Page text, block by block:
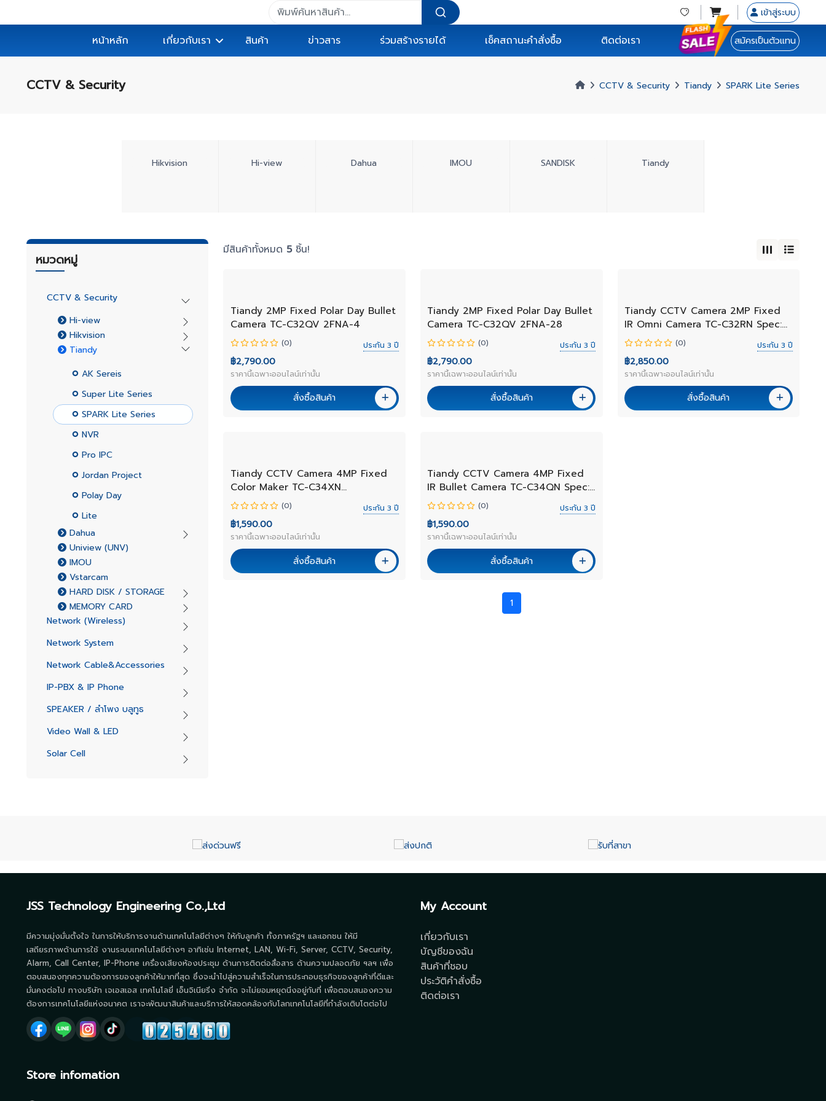
เข้าสู่ระบบ
หน้าหลัก เกี่ยวกับเรา สินค้า ข่าวสาร ร่วมสร้างรายได้ เช็คสถานะคำสั่งซื้อ ติดต่อเรา สมัครเป็นตัวแทน
CCTV & Security CCTV & Security Tiandy SPARK Lite Series
Hikvision Hi-view Dahua IMOU SANDISK Tiandy
หมวดหมู่
CCTV & Security
Hi-view
Hikvision
Tiandy
AK Sereis
Super Lite Series
SPARK Lite Series
NVR
Pro IPC
Jordan Project
Polay Day
Lite
Dahua
Uniview (UNV)
IMOU
Vstarcam
HARD DISK / STORAGE
MEMORY CARD
Network (Wireless)
Network System
Network Cable&Accessories
IP-PBX & IP Phone
SPEAKER / ลำโพง บลูทูธ
Video Wall & LED
Solar Cell
มีสินค้าทั้งหมด 5ชิ้น!
Tiandy 2MP Fixed Polar Day Bullet
Camera TC-C32QV 2FNA-4
(0) ประกัน 3 ปี
฿2,790.00
ราคานี้เฉพาะออนไลน์เท่านั้น
สั่งซื้อสินค้า
Tiandy 2MP Fixed Polar Day Bullet
Camera TC-C32QV 2FNA-28
(0) ประกัน 3 ปี
฿2,790.00
ราคานี้เฉพาะออนไลน์เท่านั้น
สั่งซื้อสินค้า
Tiandy CCTV Camera 2MP Fixed
IR Omni Camera TC-C32RN Spec:
I5/E/Y/QX/2.8mm/V4.2
(0) ประกัน 3 ปี
฿2,850.00
ราคานี้เฉพาะออนไลน์เท่านั้น
สั่งซื้อสินค้า
Tiandy CCTV Camera 4MP Fixed
Color Maker TC-C34XN
Spec:I3/E/Y/2.8mm/V5.0
(0) ประกัน 3 ปี
฿1,590.00
ราคานี้เฉพาะออนไลน์เท่านั้น
สั่งซื้อสินค้า
Tiandy CCTV Camera 4MP Fixed
IR Bullet Camera TC-C34QN Spec:
I3/E/Y/2.8mm/V5.0(เลือกเลนส์)
(0) ประกัน 3 ปี
฿1,590.00
ราคานี้เฉพาะออนไลน์เท่านั้น
สั่งซื้อสินค้า
1
JSS Technology Engineering Co.,Ltd
มีความมุ่งมั่นตั้งใจ ในการให้บริการงานด้านเทคโนโลยีต่างๆ ให้กับลูกค้า ทั้งภาครัฐฯ และเอกชน ให้มี
เสถียรภาพด้านการใช้ งานระบบเทคโนโลยีต่างๆ อาทิเช่น Internet, LAN, Wi-Fi, Server, CCTV, Security,
Alarm, Call Center, IP-Phone เครื่องเสียงห้องประชุม ด้านการติดต่อสื่อสาร ด้านความปลอดภัย ฯลฯ เพื่อ
ตอบสนองทุกความต้องการของลูกค้าให้มากที่สุด ซึ่งจะนำไปสู่ความสำเร็จในการประกอบธุรกิจของลูกค้าที่ดีและ
มั่นคงต่อไป ทางบริษัท เจเอสเอส เทคโนโลยี่ เอ็นจิเนียริ่ง จำกัด จะไม่ยอมหยุดนิ่งอยู่กับที่ เพื่อตอบสนองความ
ต้องการเทคโนโลยีแห่งอนาคต เราจะพัฒนาสินค้าและบริการให้สอดคล้องกับโลกเทคโนโลยีที่กำลังเติบโตต่อไป
My Account
เกี่ยวกับเรา
บัญชีของฉัน
สินค้าที่ชอบ
ประวัติคำสั่งซื้อ
ติดต่อเรา
Store infomation